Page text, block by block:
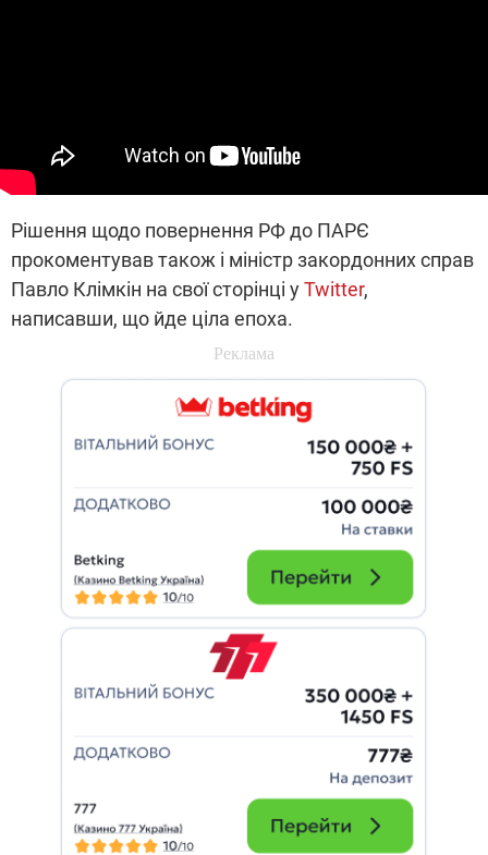
Рішення щодо повернення РФ до ПАРЄ
прокоментував також і міністр закордонних справ
Павло Клімкін на свої сторінці уTwitter,
написавши, що йде ціла епоха.